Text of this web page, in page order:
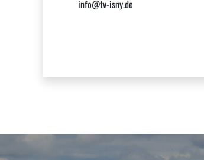
info@tv-isny.de